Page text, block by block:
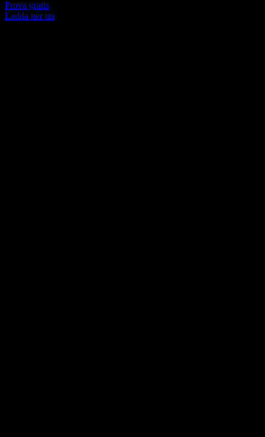
Prova gratis
Ladda ner nu